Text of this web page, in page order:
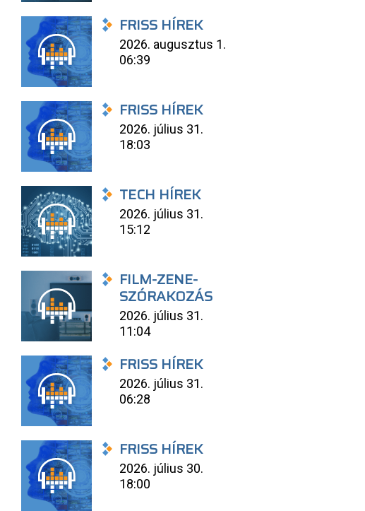
FRISS HÍREK
2026. augusztus 1.
06:39
FRISS HÍREK
2026. július 31.
18:03
TECH HÍREK
2026. július 31.
15:12
FILM-ZENE-
SZÓRAKOZÁS
2026. július 31.
11:04
FRISS HÍREK
2026. július 31.
06:28
FRISS HÍREK
2026. július 30.
18:00